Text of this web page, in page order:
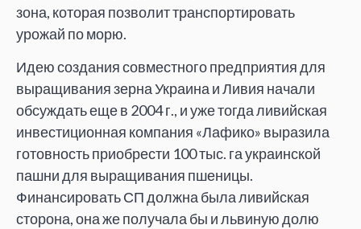
зона, которая позволит транспортировать
урожай по морю.
Идею создания совместного предприятия для
выращивания зерна Украина и Ливия начали
обсуждать еще в 2004 г., и уже тогда ливийская
инвестиционная компания «Лафико» выразила
готовность приобрести 100 тыс. га украинской
пашни для выращивания пшеницы.
Финансировать СП должна была ливийская
сторона, она же получала бы и львиную долю